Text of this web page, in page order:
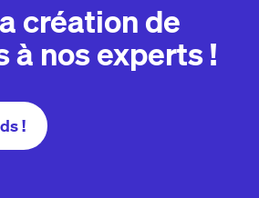
création de
à nos experts !
!